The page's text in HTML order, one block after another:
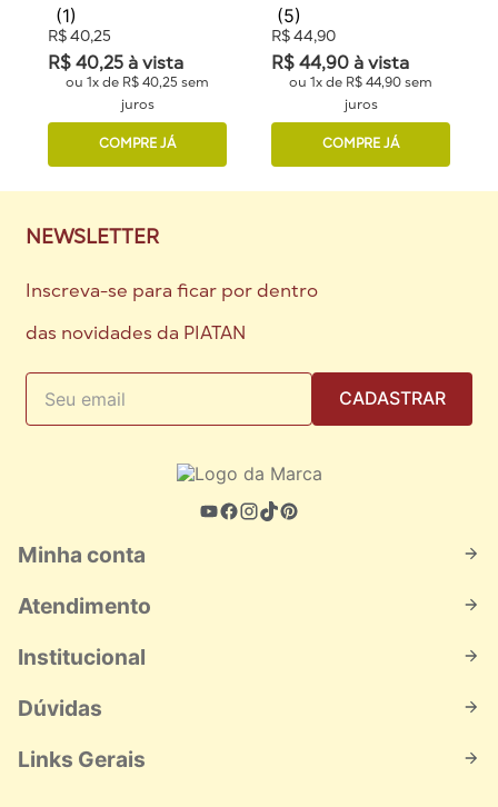
(1)
R$40,25
R$40,25à vista
ou 1x de R$40,25 sem
juros
COMPRE JÁ
(5)
R$44,90
R$44,90à vista
ou 1x de R$44,90sem
juros
COMPRE JÁ
NEWSLETTER
Inscreva-se para ficar por dentro
das novidades da PIATAN
CADASTRAR
Minha conta
Atendimento
Institucional
Dúvidas
Links Gerais